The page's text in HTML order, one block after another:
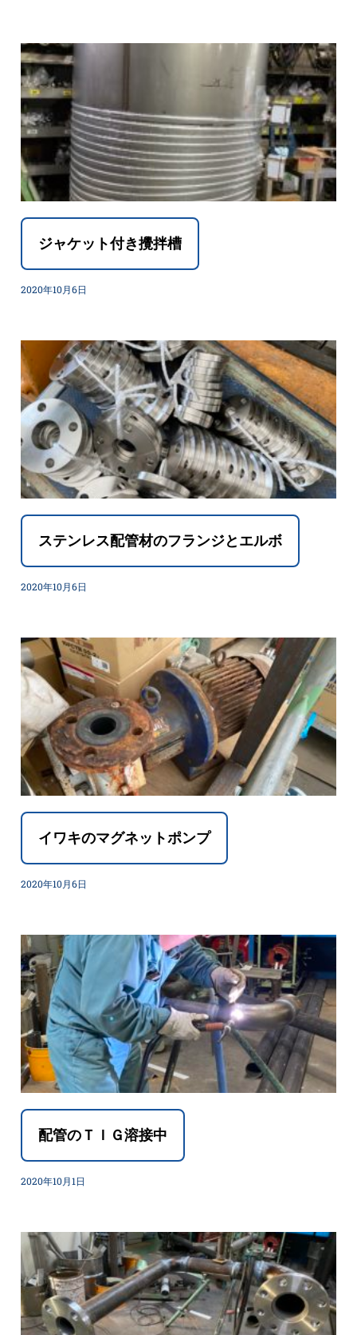
ジャケット付き攪拌槽
2020年10月6日
ステンレス配管材のフランジとエルボ
2020年10月6日
イワキのマグネットポンプ
2020年10月6日
配管のＴＩＧ溶接中
2020年10月1日